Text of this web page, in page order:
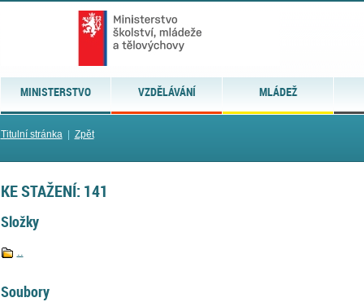
MINISTERSTVO VZDĚLÁVÁNÍ MLÁDEŽ
Titulní stránka| Zpět
KE STAŽENÍ: 141
Složky
..
Soubory